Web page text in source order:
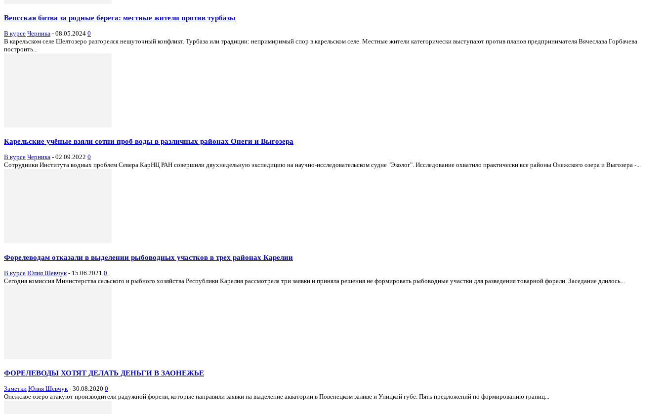
Вепсская битва за родные берега: местные жители против турбазы
В курсе Черника - 08.05.2024 0
В карельском селе Шелтозеро разгорелся нешуточный конфликт. Турбаза или традиции: непримиримый спор в карельском селе. Местные жители категорически выступают против планов предпринимателя Вячеслава Горбачева
построить...
Карельские учёные взяли сотни проб воды в различных районах Онеги и Выгозера
В курсе Черника - 02.09.2022 0
Сотрудники Института водных проблем Севера КарНЦ РАН совершили двухнедельную экспедицию на научно-исследовательском судне "Эколог". Исследование охватило практически все районы Онежского озера и Выгозера -...
Форелеводам отказали в выделении рыбоводных участков в трех районах Карелии
В курсе Юлия Шевчук - 15.06.2021 0
Сегодня комиссия Министерства сельского и рыбного хозяйства Республики Карелия рассмотрела три заявки и приняла решения не формировать рыбоводные участки для разведения товарной форели. Заседание длилось...
ФОРЕЛЕВОДЫ ХОТЯТ ДЕЛАТЬ ДЕНЬГИ В ЗАОНЕЖЬЕ
Заметки Юлия Шевчук - 30.08.2020 0
Онежское озеро атакуют производители радужной форели, которые направили заявки на выделение акватории в Повенецком заливе и Уницкой губе. Пять предложений по формированию границ...